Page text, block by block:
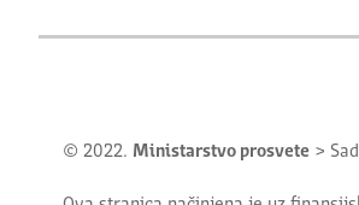
© 2022. Ministarstvo prosvete >